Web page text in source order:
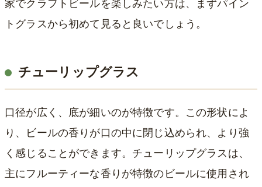
家でクラフトビールを楽しみたい方は、まずパイン
トグラスから初めて見ると良いでしょう。
チューリップグラス
口径が広く、底が細いのが特徴です。この形状によ
り、ビールの香りが口の中に閉じ込められ、より強
く感じることができます。チューリップグラスは、
主にフルーティーな香りが特徴のビールに使用され